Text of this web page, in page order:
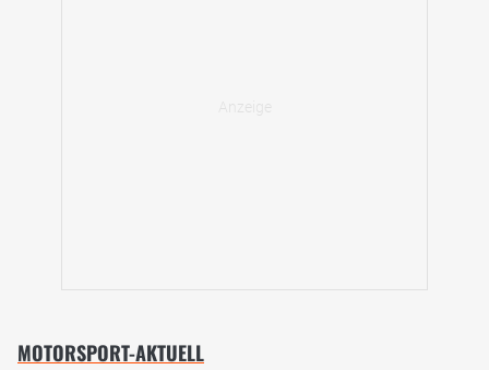
MOTORSPORT-AKTUELL